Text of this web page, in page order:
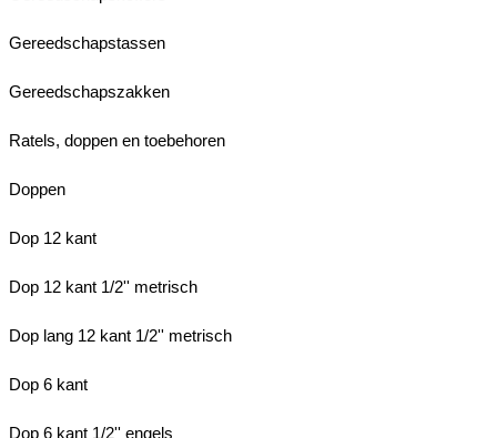
Gereedschapstassen
Gereedschapszakken
Ratels, doppen en toebehoren
Doppen
Dop 12 kant
Dop 12 kant 1/2'' metrisch
Dop lang 12 kant 1/2'' metrisch
Dop 6 kant
Dop 6 kant 1/2'' engels